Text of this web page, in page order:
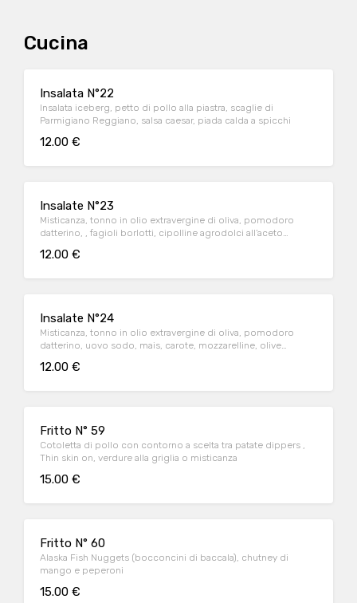
Cucina
Insalata N°22
Insalata iceberg, petto di pollo alla piastra, scaglie di
Parmigiano Reggiano, salsa caesar, piada calda a spicchi
12.00 €
Insalate N°23
Misticanza, tonno in olio extravergine di oliva, pomodoro
datterino, , fagioli borlotti, cipolline agrodolci all’aceto
12.00 €
Insalate N°24
Misticanza, tonno in olio extravergine di oliva, pomodoro
datterino, uovo sodo, mais, carote, mozzarelline, olive
12.00 €
Fritto N° 59
Cotoletta di pollo con contorno a scelta tra patate dippers ,
Thin skin on, verdure alla griglia o misticanza
15.00 €
Fritto N° 60
Alaska Fish Nuggets (bocconcini di baccala), chutney di
mango e peperoni
15.00 €